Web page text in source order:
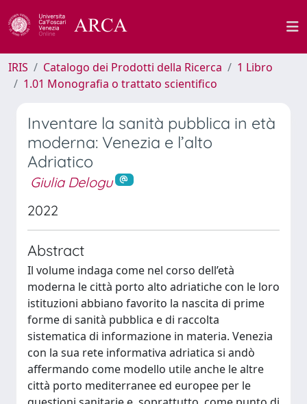
IRIS Catalogo dei Prodotti della Ricerca
1 Libro
1.01 Monografia o trattato scientifico
Inventare la sanità pubblica in età
moderna: Venezia e l’alto
Adriatico
Giulia Delogu
2022
Abstract
Il volume indaga come nel corso dell’età
moderna le città porto alto adriatiche con le loro
istituzioni abbiano favorito la nascita di prime
forme di sanità pubblica e di raccolta
sistematica di informazione in materia. Venezia
con la sua rete informativa adriatica si andò
affermando come modello utile anche le altre
città porto mediterranee ed europee per le